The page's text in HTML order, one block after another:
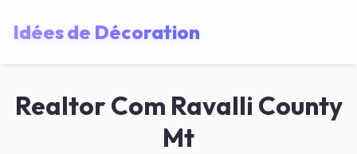
Idées de Décoration
Realtor Com Ravalli County
Mt